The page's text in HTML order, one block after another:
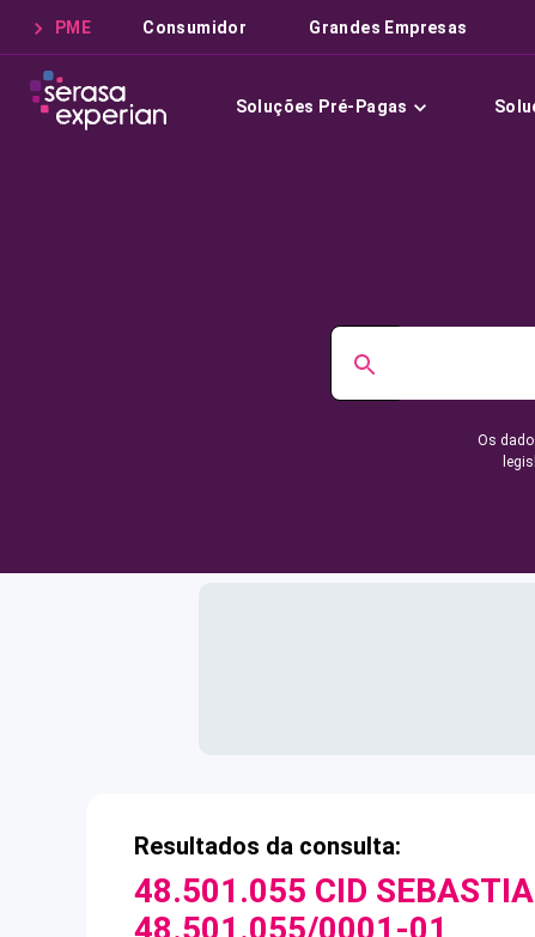
PME Consumidor Grandes Empresas
Soluções Pré-Pagas
Os
Resultados da consulta:
48.501.055 CID